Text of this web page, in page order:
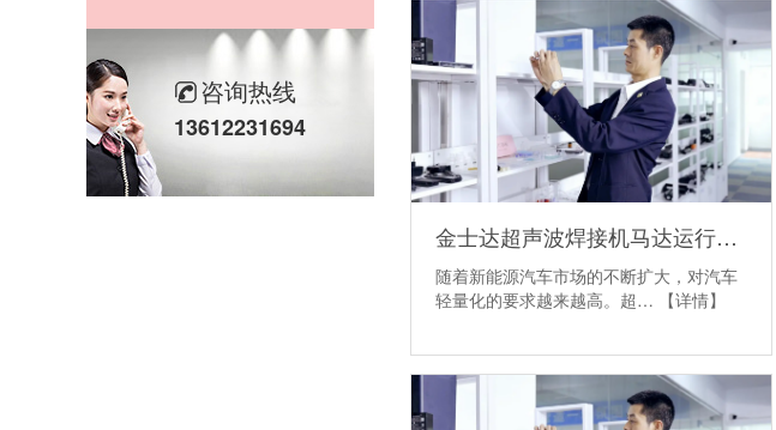
金士达超声波焊接机马达运行异常?灵高带您排查故障
随着新能源汽车市场的不断扩大，对汽车
轻量化的要求越来越高。超…
【详情】
咨询热线
13612231694